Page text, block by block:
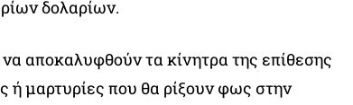
δολαρίων.
να αποκαλυφθούν τα κίνητρα της επίθεσης
ή μαρτυρίες που θα ρίξουν φως στην